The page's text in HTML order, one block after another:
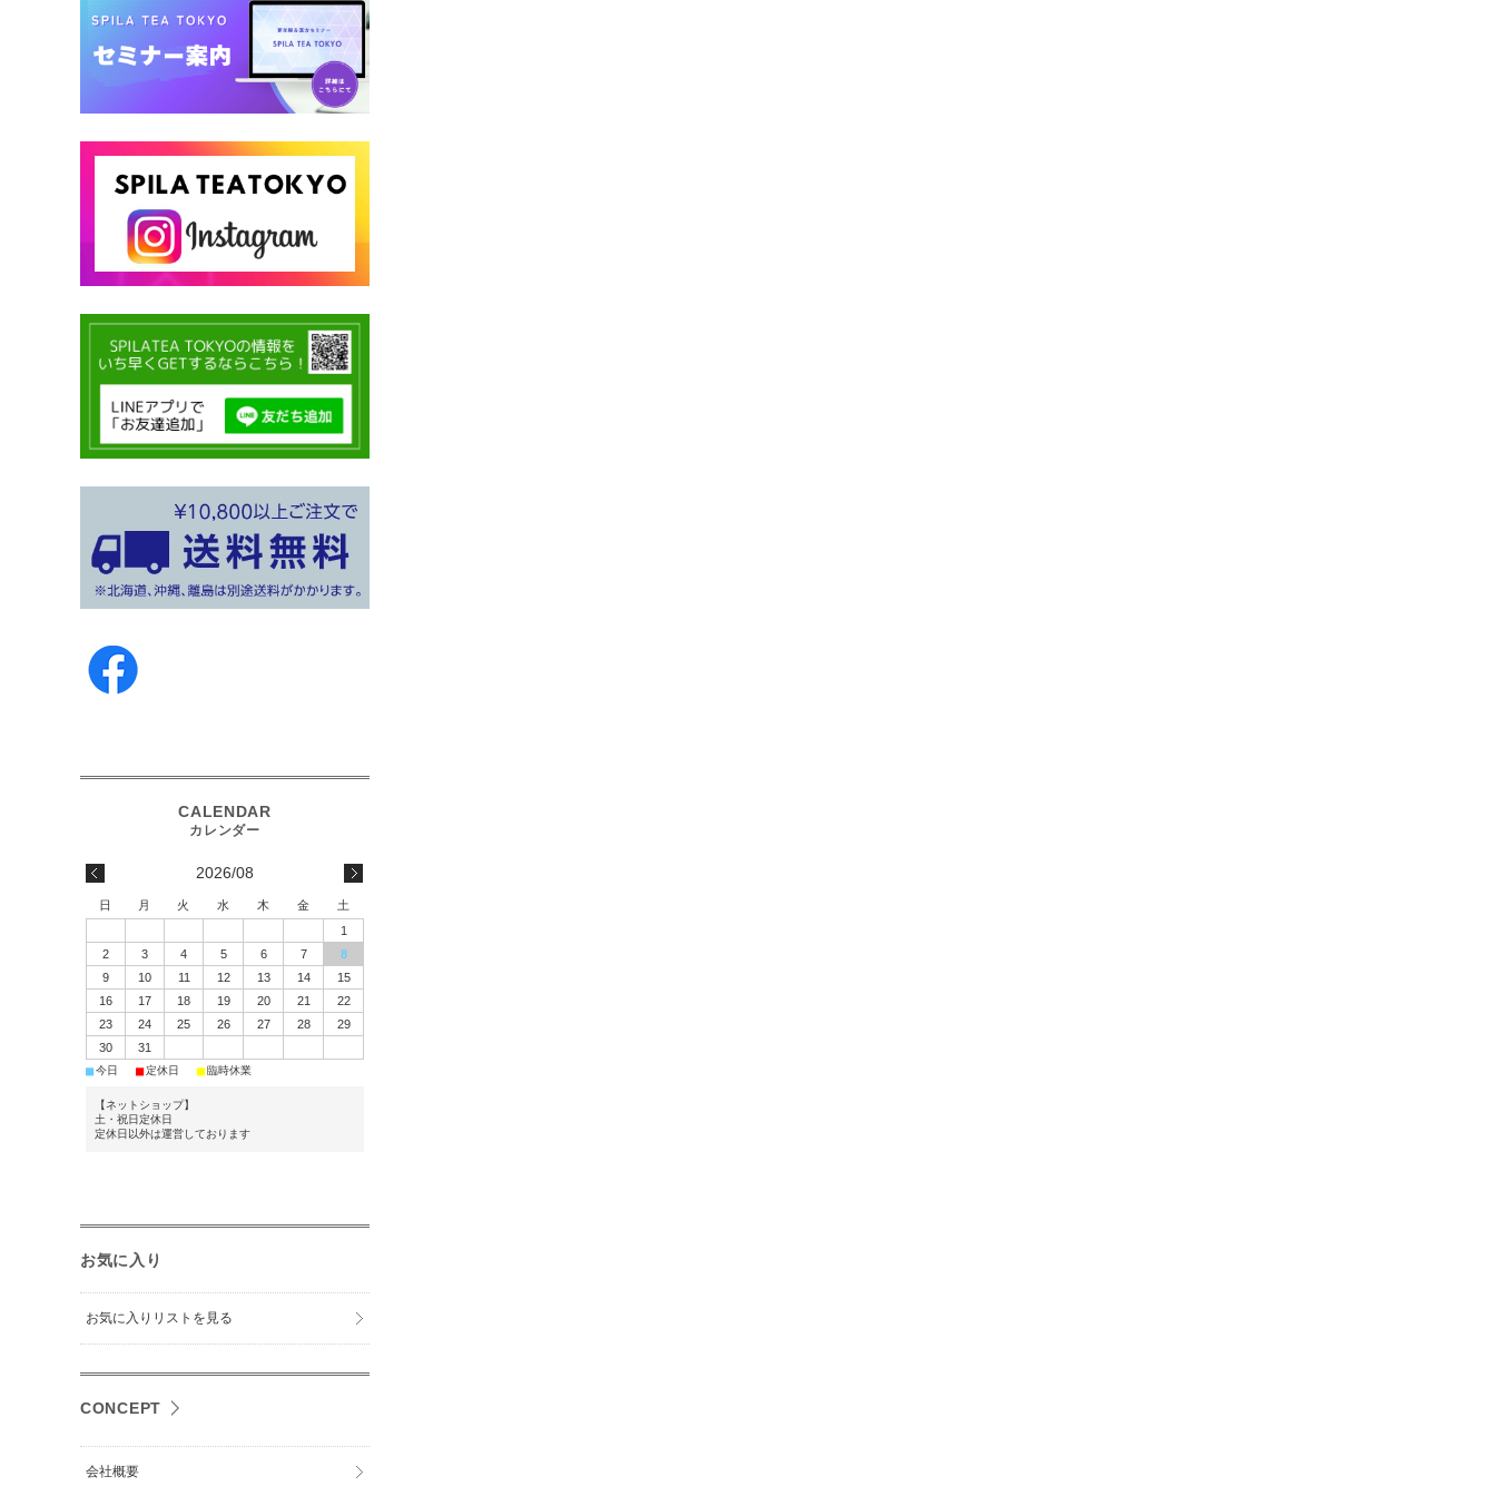
2026/08
日 月 火 水 木 金
土
1
2
3 4 5 6 7
8
9
10 11 12 13 14
15
16
17 18 19 20 21
22
23
24 25 26 27 28
29
30
31
■今日 ■定休日 ■臨時休業
【ネットショップ】
土・祝日定休日
定休日以外は運営しております
お気に入り
お気に入りリストを見る
CONCEPT
会社概要